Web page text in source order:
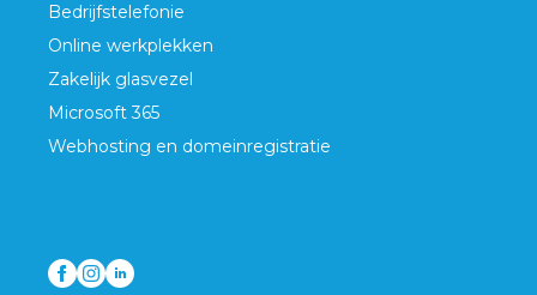
Bedrijfstelefonie
Online werkplekken
Zakelijk glasvezel
Microsoft 365
Webhosting en domeinregistratie